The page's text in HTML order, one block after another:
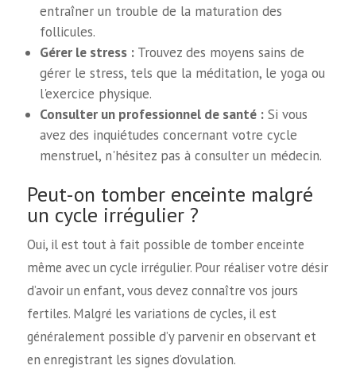
entraîner un trouble de la maturation des
follicules.
Gérer le stress : Trouvez des moyens sains de
gérer le stress, tels que la méditation, le yoga ou
l'exercice physique.
Consulter un professionnel de santé : Si vous
avez des inquiétudes concernant votre cycle
menstruel, n'hésitez pas à consulter un médecin.
Peut-on tomber enceinte malgré
un cycle irrégulier ?
Oui, il est tout à fait possible de tomber enceinte
même avec un cycle irrégulier. Pour réaliser votre désir
d’avoir un enfant, vous devez connaître vos jours
fertiles. Malgré les variations de cycles, il est
généralement possible d’y parvenir en observant et
en enregistrant les signes d’ovulation.